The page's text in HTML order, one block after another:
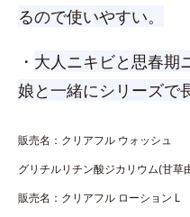
るので使いやすい。
・ 大人ニキビと思春期
娘と一緒にシリーズで
販売名：クリアフル ウォッシュ
グリチルリチン酸ジカリウム(甘
販売名：クリアフル ローション L